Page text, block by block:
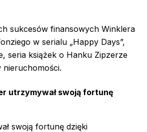
sukcesów finansowych Winklera
w serialu „Happy Days”,
seria książek o Hanku Zipzerze
nieruchomości.
utrzymywał swoją fortunę
swoją fortunę dzięki